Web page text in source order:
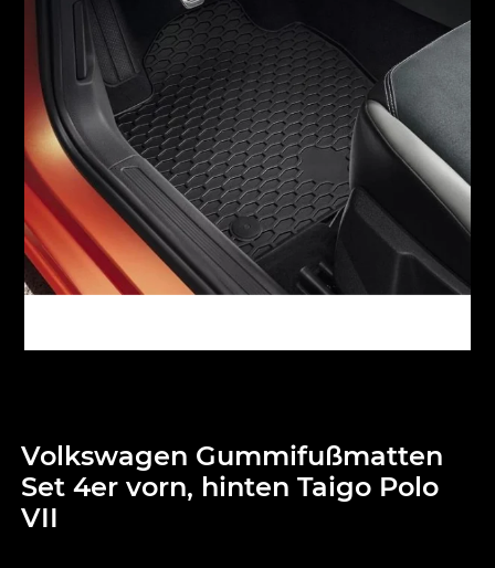
Volkswagen Gummifußmatten
Set 4er vorn, hinten Taigo Polo
VII